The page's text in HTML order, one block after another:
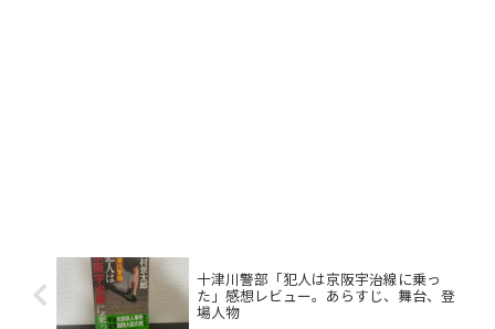
十津川警部「犯人は京阪宇治線に乗っ
た」感想レビュー。あらすじ、舞台、登
場人物